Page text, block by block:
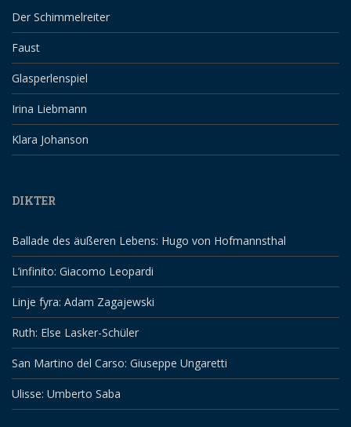
Der Schimmelreiter
Faust
Glasperlenspiel
Irina Liebmann
Klara Johanson
DIKTER
Ballade des äußeren Lebens: Hugo von Hofmannsthal
L’infinito: Giacomo Leopardi
Linje fyra: Adam Zagajewski
Ruth: Else Lasker-Schüler
San Martino del Carso: Giuseppe Ungaretti
Ulisse: Umberto Saba